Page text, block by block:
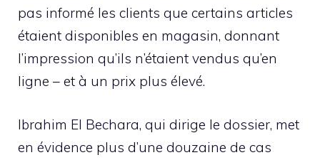
pas informé les clients que certains articles
étaient disponibles en magasin, donnant
l’impression qu’ils n’étaient vendus qu’en
ligne – et à un prix plus élevé.
Ibrahim El Bechara, qui dirige le dossier, met
en évidence plus d’une douzaine de cas